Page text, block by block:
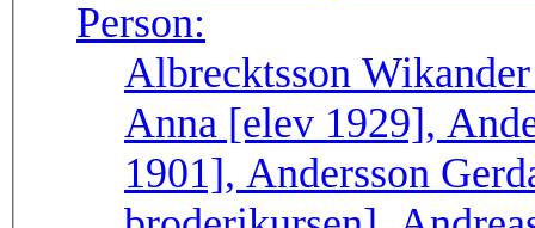
Person:
Albrecktsson
Anna [elev 1929],
1901], Andersson